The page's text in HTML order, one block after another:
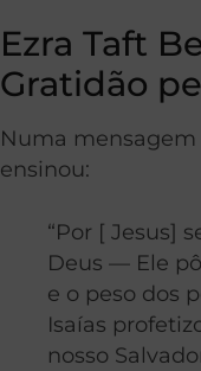
Ezra Taft
Gratidão
Numa mensagem
ensinou:
“Por [ Jesus]
Deus — Ele
e o peso dos
Isaías
nosso